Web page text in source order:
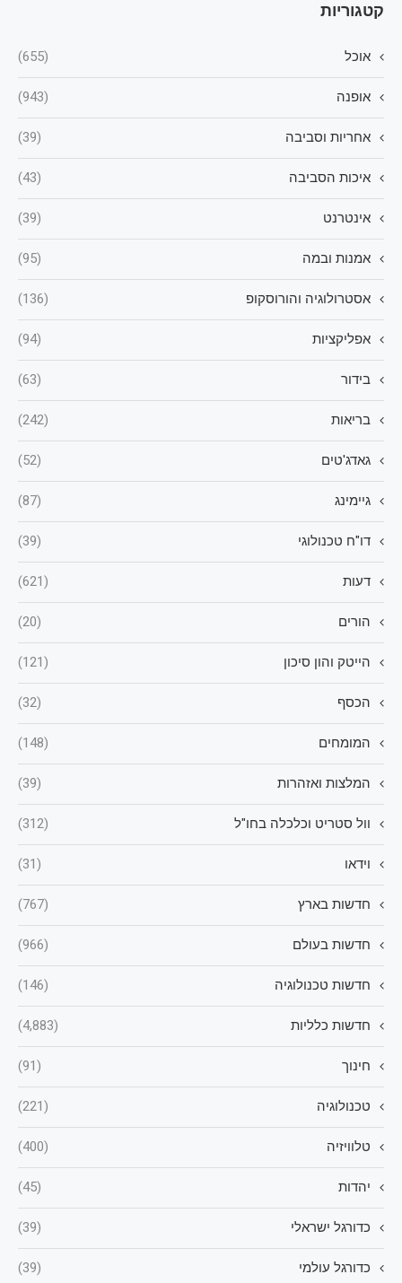
קטגוריות
אוכל (655)
אופנה (943)
אחריות וסביבה (39)
איכות הסביבה (43)
אינטרנט (39)
אמנות ובמה (95)
אסטרולוגיה והורוסקופ (136)
אפליקציות (94)
בידור (63)
בריאות (242)
גאדג'טים (52)
גיימינג (87)
דו"ח טכנולוגי (39)
דעות (621)
הורים (20)
הייטק והון סיכון (121)
הכסף (32)
המומחים (148)
המלצות ואזהרות (39)
וול סטריט וכלכלה בחו"ל (312)
וידאו (31)
חדשות בארץ (767)
חדשות בעולם (966)
חדשות טכנולוגיה (146)
חדשות כלליות (4,883)
חינוך (91)
טכנולוגיה (221)
טלוויזיה (400)
יהדות (45)
כדורגל ישראלי (39)
כדורגל עולמי (39)